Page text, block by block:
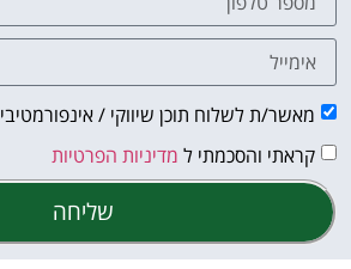
מאשר/ת לשלוח תוכן שיווקי / אינפורמטיבי
קראתי והסכמתי ל מדיניות הפרטיות
שליחה